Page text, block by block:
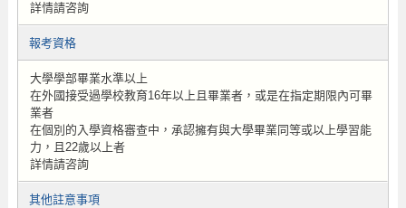
詳情請咨詢
報考資格
大學學部畢業水準以上
在外國接受過學校教育16年以上且畢業者，或是在指定期限內可畢
業者
在個別的入學資格審查中，承認擁有與大學畢業同等或以上學習能
力，且22歲以上者
詳情請咨詢
其他註意事項